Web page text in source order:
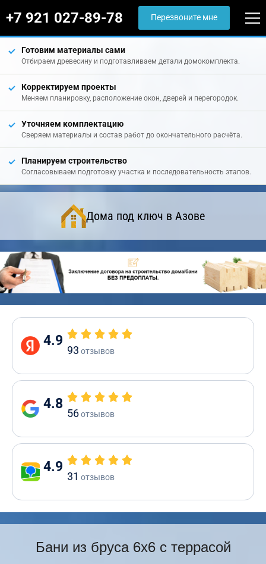
+7 921 027-89-78 Перезвоните мне
Готовим материалы сами
Отбираем древесину и подготавливаем детали домокомплекта.
Корректируем проекты
Меняем планировку, расположение окон, дверей и перегородок.
Уточняем комплектацию
Сверяем материалы и состав работ до окончательного расчёта.
Планируем строительство
Согласовываем подготовку участка и последовательность этапов.
Дома под ключ в Азове
4.9
93 отзывов
4.8
56отзывов
4.9
31 отзывов
Бани из бруса 6х6 с террасой